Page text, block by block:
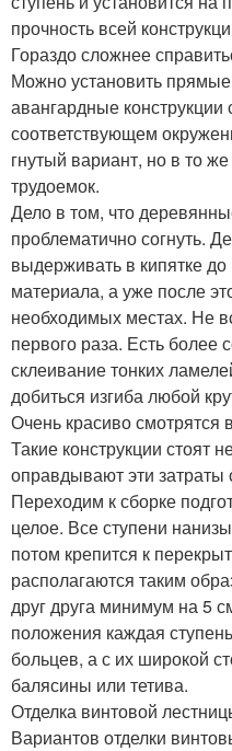
прочность всей
Гораздо сложнее
Можно установить прямые
авангардные
соответствующем
гнутый вариант, но в то
трудоемок.
Дело в том, что
проблематично согнуть.
выдерживать в кипятке
материала, а уже после
необходимых местах. Не
первого раза. Есть более
склеивание тонких
добиться изгиба любой
Очень красиво
Такие конструкции стоят
оправдывают эти
Переходим к сборке
целое. Все ступени
потом крепится к
располагаются таким
друг друга минимум на 5
положения каждая
больцев, а с их широкой
балясины или тетива.
Отделка винтовой
Вариантов отделки